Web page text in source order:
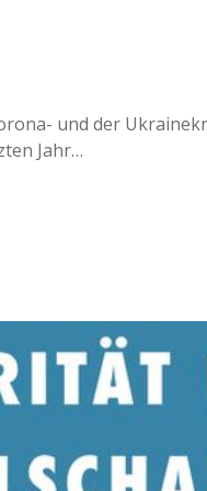
und der
Jahr…